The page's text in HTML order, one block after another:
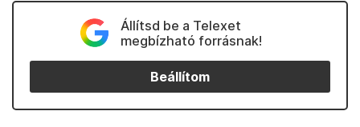
Állítsd be a Telexet
megbízható forrásnak!
Beállítom